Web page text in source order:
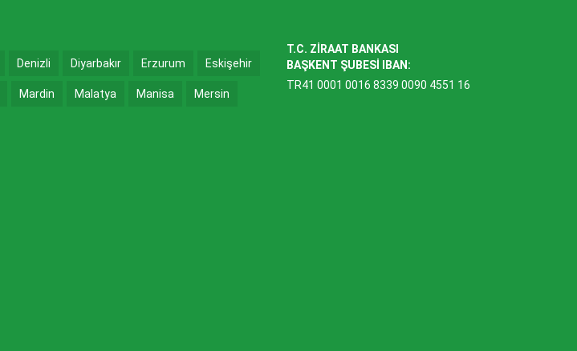
Denizli Diyarbakır Erzurum Eskişehir
Mardin Malatya Manisa Mersin
T.C. ZİRAAT BANKASI
BAŞKENT ŞUBESİ IBAN:
TR41 0001 0016 8339 0090 4551 16